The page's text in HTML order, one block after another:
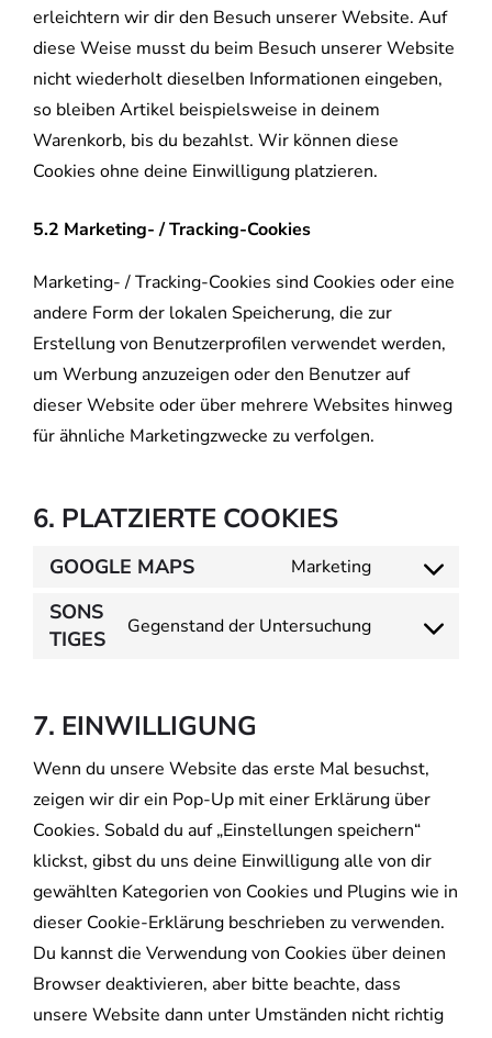
erleichtern wir dir den Besuch unserer Website. Auf
diese Weise musst du beim Besuch unserer Website
nicht wiederholt dieselben Informationen eingeben,
so bleiben Artikel beispielsweise in deinem
Warenkorb, bis du bezahlst. Wir können diese
Cookies ohne deine Einwilligung platzieren.
5.2 Marketing- / Tracking-Cookies
Marketing- / Tracking-Cookies sind Cookies oder eine
andere Form der lokalen Speicherung, die zur
Erstellung von Benutzerprofilen verwendet werden,
um Werbung anzuzeigen oder den Benutzer auf
dieser Website oder über mehrere Websites hinweg
für ähnliche Marketingzwecke zu verfolgen.
6. PLATZIERTE COOKIES
GOOGLE MAPS Marketing
SONS
TIGES
Gegenstand der Untersuchung
7. EINWILLIGUNG
Wenn du unsere Website das erste Mal besuchst,
zeigen wir dir ein Pop-Up mit einer Erklärung über
Cookies. Sobald du auf „Einstellungen speichern“
klickst, gibst du uns deine Einwilligung alle von dir
gewählten Kategorien von Cookies und Plugins wie in
dieser Cookie-Erklärung beschrieben zu verwenden.
Du kannst die Verwendung von Cookies über deinen
Browser deaktivieren, aber bitte beachte, dass
unsere Website dann unter Umständen nicht richtig